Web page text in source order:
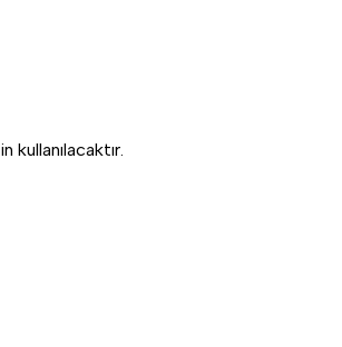
kullanılacaktır.